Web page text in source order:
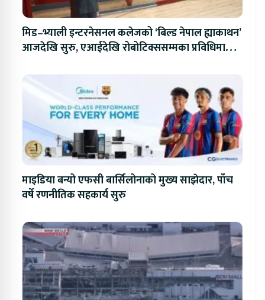
मिड–भ्याली इन्टरनेसनल कलेजको ‘बिल्ड नेपाल ह्याकाथन’
आजदेखि सुरु, एआईदेखि रोबोटिक्ससम्मका प्रविधिमा
माइडिया बन्यो एफसी बार्सिलोनाको मुख्य साझेदार, पाँच
वर्षे रणनीतिक सहकार्य सुरु